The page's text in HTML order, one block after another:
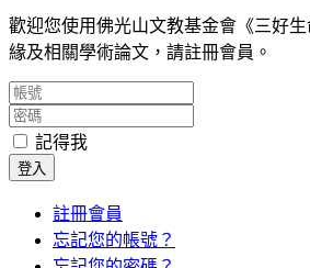
歡迎您使用佛光山文教基金會《三好
緣及相關學術論文，請註冊會員。
記得我
登入
註冊會員
忘記您的帳號？